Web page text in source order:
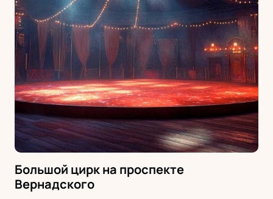
Большой цирк на проспекте
Вернадского